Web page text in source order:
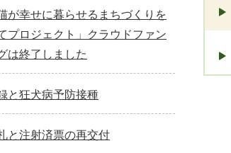
が幸せに暮らせるまちづくりを
プロジェクト」クラウドファン
は終了しました
と狂犬病予防接種
と注射済票の再交付